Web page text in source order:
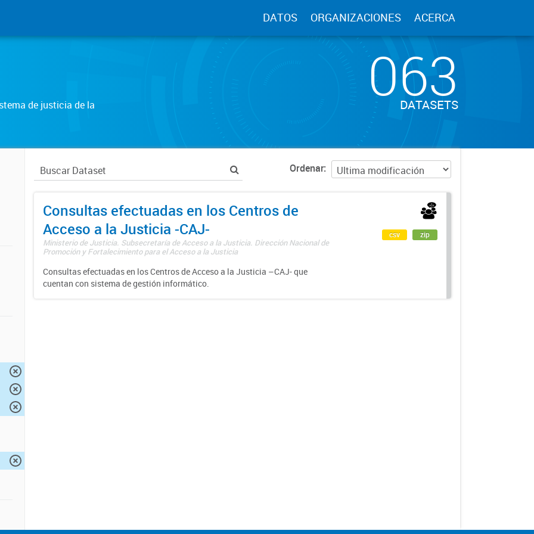
DATOS ORGANIZACIONES ACERCA
de justicia de la 063
DATASETS
Ordenar
Consultas efectuadas en los Centros de
Acceso a la Justicia -CAJ-
Ministerio de Justicia. Subsecretaría de Acceso a la Justicia. Dirección Nacional de
Promoción y Fortalecimiento para el Acceso a la Justicia
Consultas efectuadas en los Centros de Acceso a la Justicia –CAJ- que
cuentan con sistema de gestión informático.
csv zip